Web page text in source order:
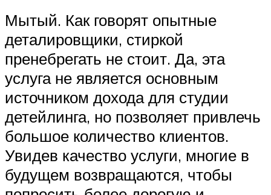
Мытый. Как говорят опытные
деталировщики, стиркой
пренебрегать не стоит. Да, эта
услуга не является основным
источником дохода для студии
детейлинга, но позволяет привлечь
большое количество клиентов.
Увидев качество услуги, многие в
будущем возвращаются, чтобы